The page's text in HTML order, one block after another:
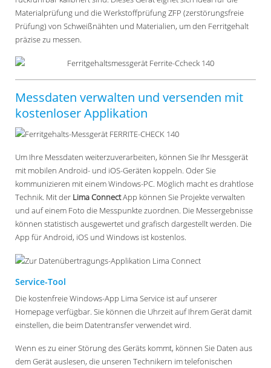
Materialprüfung und die Werkstoffprüfung ZFP (zerstörungsfreie
Prüfung) von Schweißnähten und Materialien, um den Ferritgehalt
präzise zu messen.
Messdaten verwalten und versenden mit
kostenloser Applikation
Um Ihre Messdaten weiterzuverarbeiten, können Sie Ihr Messgerät
mit mobilen Android- und iOS-Geräten koppeln. Oder Sie
kommunizieren mit einem Windows-PC. Möglich macht es drahtlose
Technik. Mit der Lima ConnectApp können Sie Projekte verwalten
und auf einem Foto die Messpunkte zuordnen. Die Messergebnisse
können statistisch ausgewertet und grafisch dargestellt werden. Die
App für Android, iOS und Windows ist kostenlos.
Service-Tool
Die kostenfreie Windows-App Lima Service ist auf unserer
Homepage verfügbar. Sie können die Uhrzeit auf Ihrem Gerät damit
einstellen, die beim Datentransfer verwendet wird.
Wenn es zu einer Störung des Geräts kommt, können Sie Daten aus
dem Gerät auslesen, die unseren Technikern im telefonischen